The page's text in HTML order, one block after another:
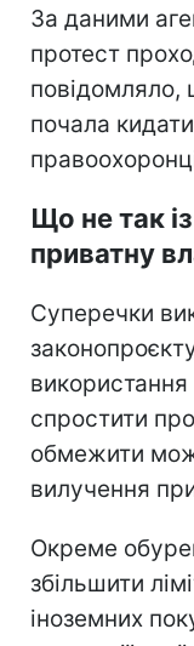
За даними
протест
повідомляло,
почала
Що не так
приватну
Суперечки
використання
спростити
обмежити
вилучення
Окреме
збільшити
іноземних